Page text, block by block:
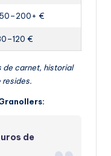
€
€
de carnet, historial
resides.
de